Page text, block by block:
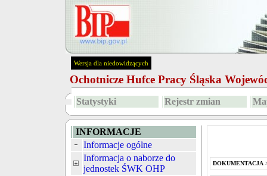
Wersja dla niedowidzących
Ochotnicze Hufce Pracy Śląska
Statystyki Rejestr zmian
INFORMACJE
Informacje ogólne
Informacja o naborze do
jednostek ŚWK OHP
DOKUMENTACJA